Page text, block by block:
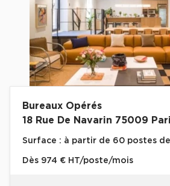
Bureaux Opérés
18 Rue De Navarin 75009
Surface : à partir de 60 postes
Dès 974 € HT/poste/mois